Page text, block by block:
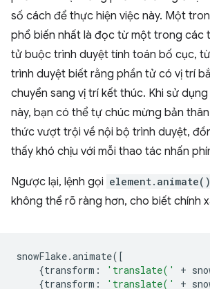
số cách để thực hiện việc này. Một
phổ biến nhất là đọc từ một trong các
tử buộc trình duyệt tính toán bố cục,
trình duyệt biết rằng phần tử có vị trí
chuyển sang vị trí kết thúc. Khi sử
này, bạn có thể tự chúc mừng bản
thức vượt trội về nội bộ trình duyệt,
thấy khó chịu với mỗi thao tác nhấn
Ngược lại, lệnh gọi element.animate()
không thể rõ ràng hơn, cho biết chính
snowFlake.animate([
{transform : 'translate(' +
{transform : 'translate(' +